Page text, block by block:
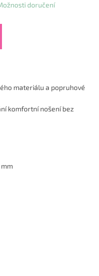
doručení
materiálu a popruhové
komfortní nošení bez